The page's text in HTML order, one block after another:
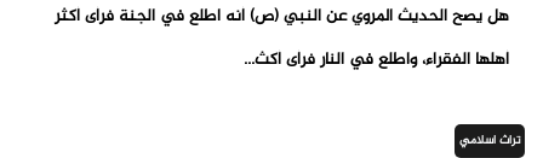
هل يصح الحديث المروي عن النبي (ص) أنه اطلع في الجنة فرأى أكثر
أهلها الفقراء، واطلع في النار فرأى أكث...
تراث اسلامي